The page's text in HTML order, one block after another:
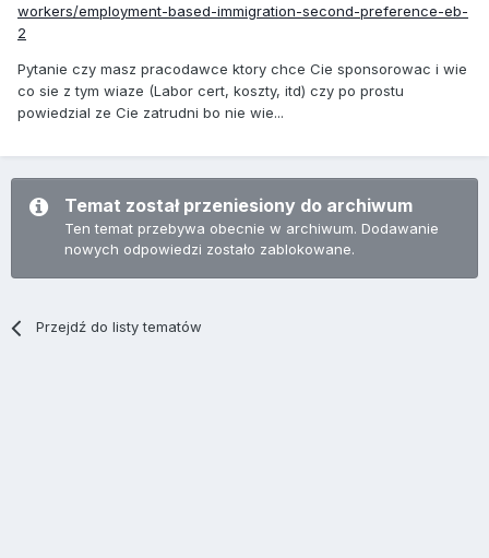
workers/employment-based-immigration-second-preference-eb-
2
Pytanie czy masz pracodawce ktory chce Cie sponsorowac i wie
co sie z tym wiaze (Labor cert, koszty, itd) czy po prostu
powiedzial ze Cie zatrudni bo nie wie...
Temat został przeniesiony do archiwum
Ten temat przebywa obecnie w archiwum. Dodawanie
nowych odpowiedzi zostało zablokowane.
Przejdź do listy tematów